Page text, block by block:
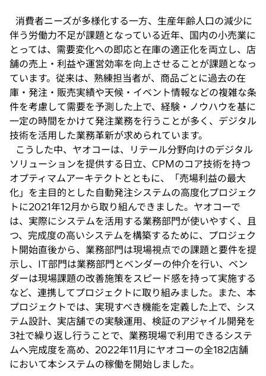
消費者ニーズが多様化する一方、生産年齢人口の減少に
伴う労働力不足が課題となっている近年、国内の小売業に
とっては、需要変化への即応と在庫の適正化を両立し、店
舗の売上・利益や運営効率を向上させることが課題となっ
ています。従来は、熟練担当者が、商品ごとに過去の在
庫・発注・販売実績や天候・イベント情報などの複雑な条
件を考慮して需要を予測した上で、経験・ノウハウを基に
一定の時間をかけて発注業務を行うことが多く、デジタル
技術を活用した業務革新が求められています。
こうした中、ヤオコーは、リテール分野向けのデジタル
ソリューションを提供する日立、CPMのコア技術を持つ
オプティマムアーキテクトとともに、「売場利益の最大
化」を主目的とした自動発注システムの高度化プロジェク
トに2021年12月から取り組んできました。ヤオコーで
は、実際にシステムを活用する業務部門が使いやすく、且
つ、完成度の高いシステムを構築するために、プロジェク
ト開始直後から、業務部門は現場視点での課題と要件を提
示し、IT部門は業務部門とベンダーの仲介を行い、ベン
ダーは現場課題の改善施策をスピード感を持って実施する
など、連携してプロジェクトに取り組みました。また、本
プロジェクトでは、実現すべき機能を定義した上で、シス
テム設計、実店舗での実験運用、検証のアジャイル開発を
3社で繰り返し行うことで、業務現場で利用できるシステ
ムへ完成度を高め、2022年11月にヤオコーの全182店舗
において本システムの稼働を開始しました。